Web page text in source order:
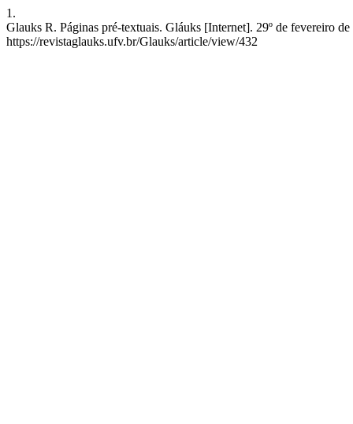
1.
Glauks R. Páginas pré-textuais. Gláuks [Internet]. 29º de fevereiro
https://revistaglauks.ufv.br/Glauks/article/view/432